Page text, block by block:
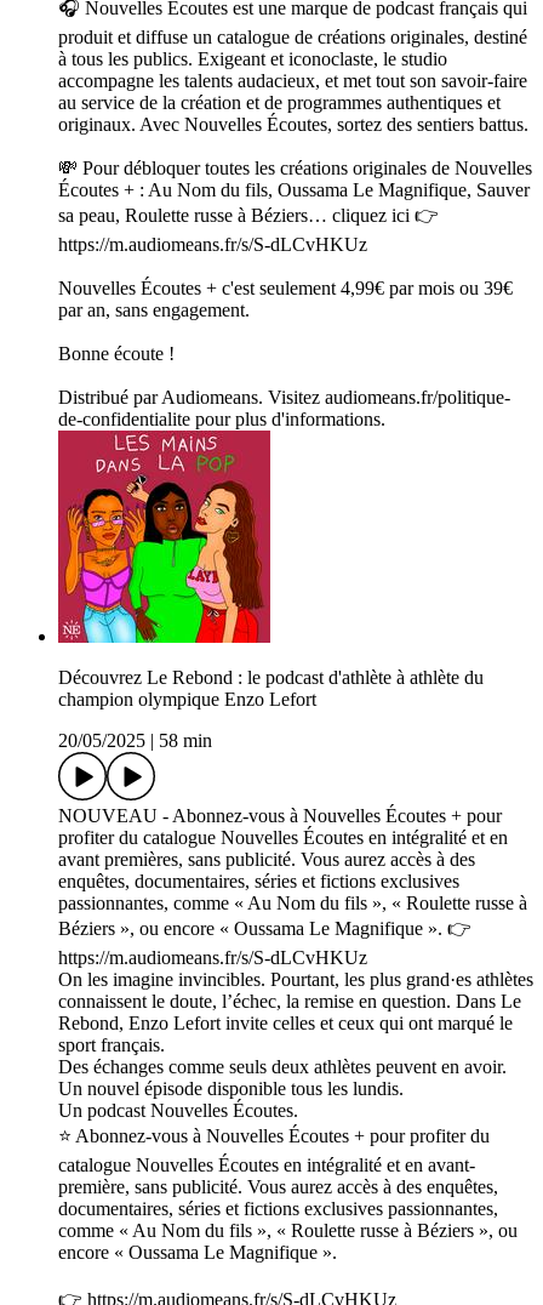
🎧 Nouvelles Écoutes est une marque de podcast français qui
produit et diffuse un catalogue de créations originales, destiné
à tous les publics. Exigeant et iconoclaste, le studio
accompagne les talents audacieux, et met tout son savoir-faire
au service de la création et de programmes authentiques et
originaux. Avec Nouvelles Écoutes, sortez des sentiers battus.
💸 Pour débloquer toutes les créations originales de Nouvelles
Écoutes + : Au Nom du fils, Oussama Le Magnifique, Sauver
sa peau, Roulette russe à Béziers… cliquez ici 👉
https://m.audiomeans.fr/s/S-dLCvHKUz
Nouvelles Écoutes + c'est seulement 4,99€ par mois ou 39€
par an, sans engagement.
Bonne écoute !
Distribué par Audiomeans. Visitez audiomeans.fr/politique-
de-confidentialite pour plus d'informations.
Découvrez Le Rebond : le podcast d'athlète à athlète du
champion olympique Enzo Lefort
20/05/2025
58 min
NOUVEAU - Abonnez-vous à Nouvelles Écoutes + pour
profiter du catalogue Nouvelles Écoutes en intégralité et en
avant premières, sans publicité. Vous aurez accès à des
enquêtes, documentaires, séries et fictions exclusives
passionnantes, comme « Au Nom du fils », « Roulette russe à
Béziers », ou encore « Oussama Le Magnifique ». 👉
https://m.audiomeans.fr/s/S-dLCvHKUz
On les imagine invincibles. Pourtant, les plus grand·es athlètes
connaissent le doute, l’échec, la remise en question. Dans Le
Rebond, Enzo Lefort invite celles et ceux qui ont marqué le
sport français.
Des échanges comme seuls deux athlètes peuvent en avoir.
Un nouvel épisode disponible tous les lundis.
Un podcast Nouvelles Écoutes.
⭐️ Abonnez-vous à Nouvelles Écoutes + pour profiter du
catalogue Nouvelles Écoutes en intégralité et en avant-
première, sans publicité. Vous aurez accès à des enquêtes,
documentaires, séries et fictions exclusives passionnantes,
comme « Au Nom du fils », « Roulette russe à Béziers », ou
encore « Oussama Le Magnifique ».
👉 https://m.audiomeans.fr/s/S-dLCvHKUz